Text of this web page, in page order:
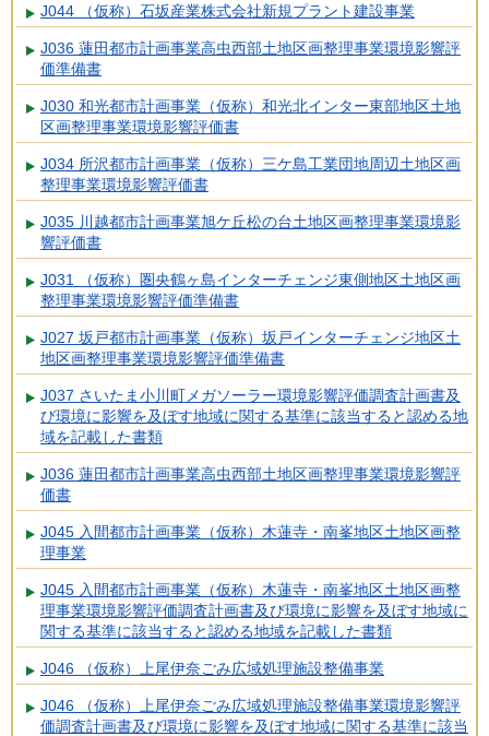
J044 （仮称）石坂産業株式会社新規プラント建設事業
J036 蓮田都市計画事業高虫西部土地区画整理事業環境影響評
価準備書
J030 和光都市計画事業（仮称）和光北インター東部地区土地
区画整理事業環境影響評価書
J034 所沢都市計画事業（仮称）三ケ島工業団地周辺土地区画
整理事業環境影響評価書
J035 川越都市計画事業旭ケ丘松の台土地区画整理事業環境影
響評価書
J031 （仮称）圏央鶴ヶ島インターチェンジ東側地区土地区画
整理事業環境影響評価準備書
J027 坂戸都市計画事業（仮称）坂戸インターチェンジ地区土
地区画整理事業環境影響評価準備書
J037 さいたま小川町メガソーラー環境影響評価調査計画書及
び環境に影響を及ぼす地域に関する基準に該当すると認める地
域を記載した書類
J036 蓮田都市計画事業高虫西部土地区画整理事業環境影響評
価書
J045 入間都市計画事業（仮称）木蓮寺・南峯地区土地区画整
理事業
J045 入間都市計画事業（仮称）木蓮寺・南峯地区土地区画整
理事業環境影響評価調査計画書及び環境に影響を及ぼす地域に
関する基準に該当すると認める地域を記載した書類
J046 （仮称）上尾伊奈ごみ広域処理施設整備事業
J046 （仮称）上尾伊奈ごみ広域処理施設整備事業環境影響評
価調査計画書及び環境に影響を及ぼす地域に関する基準に該当